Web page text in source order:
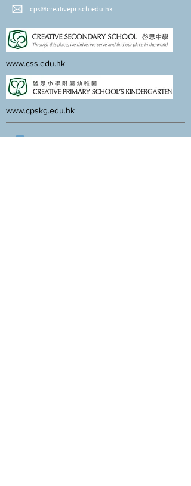
cps@creativeprisch.edu.hk
www.css.edu.hk
www.cpskg.edu.hk